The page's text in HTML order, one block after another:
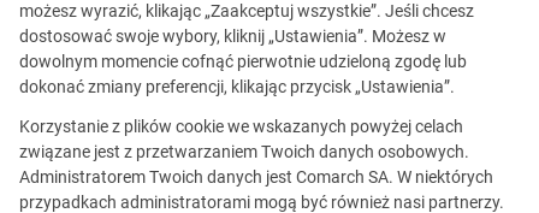
Ta oferta jest już
nieaktualna.
Zobacz podobne oferty
możesz wyrazić, klikając „Zaakceptuj wszystkie”. Jeśli chcesz
dostosować swoje wybory, kliknij „Ustawienia”. Możesz w
dowolnym momencie cofnąć pierwotnie udzieloną zgodę lub
dokonać zmiany preferencji, klikając przycisk „Ustawienia”.
Korzystanie z plików cookie we wskazanych powyżej celach
związane jest z przetwarzaniem Twoich danych osobowych.
Administratorem Twoich danych jest Comarch SA. W niektórych
przypadkach administratorami mogą być również nasi partnerzy.